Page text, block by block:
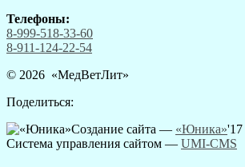
Телефоны:
8-999-518-33-60
8-911-124-22-54
© 2026 «МедВетЛит»
Поделиться:
Создание сайта — «Юника»'17
Система управления сайтом — UMI-CMS